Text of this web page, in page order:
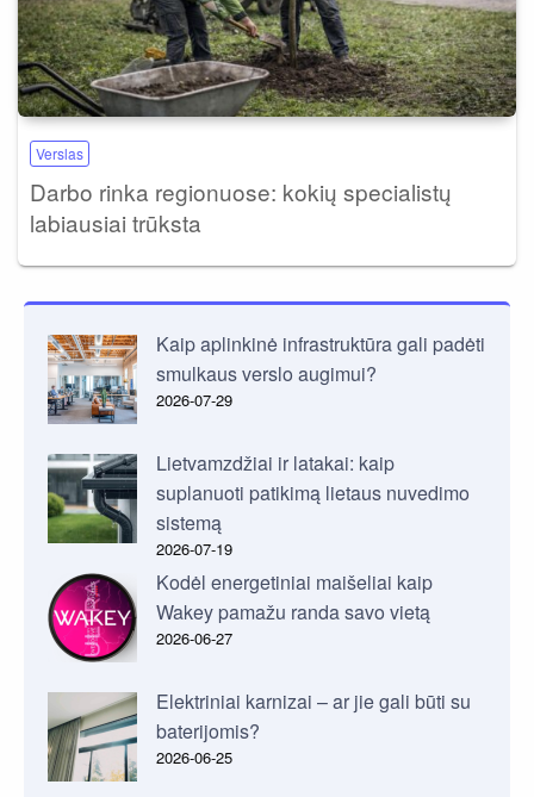
Verslas
Darbo rinka regionuose: kokių specialistų
labiausiai trūksta
Kaip aplinkinė infrastruktūra gali padėti
smulkaus verslo augimui?
2026-07-29
Lietvamzdžiai ir latakai: kaip
suplanuoti patikimą lietaus nuvedimo
sistemą
2026-07-19
Kodėl energetiniai maišeliai kaip
Wakey pamažu randa savo vietą
2026-06-27
Elektriniai karnizai – ar jie gali būti su
baterijomis?
2026-06-25